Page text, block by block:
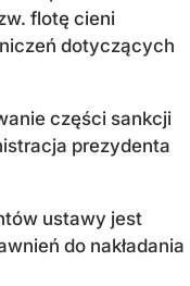
flotę cieni
dotyczących
części sankcji
prezydenta
ustawy jest
do nakładania